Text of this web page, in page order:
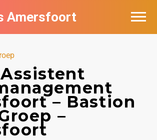
Amersfoort
– Bastion
–
in Amersfoort